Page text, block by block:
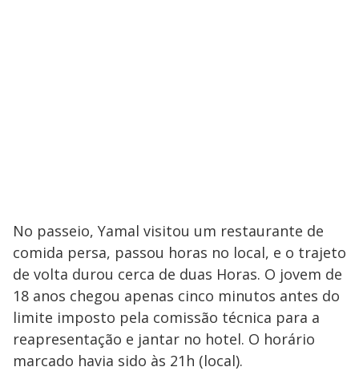
No passeio, Yamal visitou um restaurante de
comida persa, passou horas no local, e o trajeto
de volta durou cerca de duas Horas. O jovem de
18 anos chegou apenas cinco minutos antes do
limite imposto pela comissão técnica para a
reapresentação e jantar no hotel. O horário
marcado havia sido às 21h (local).